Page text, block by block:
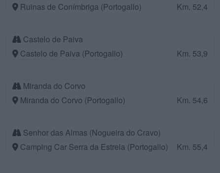
Ruinas de Conímbriga (Portogallo)
Km. 52,4
Castelo de Paiva
Castelo de Paiva (Portogallo)
Km. 53,9
Miranda do Corvo
Miranda do Corvo (Portogallo)
Km. 54,6
Senhor das Almas (Nogueira do Cravo)
Camping Car Serra da Estrela (Portogallo)
Km. 55,4